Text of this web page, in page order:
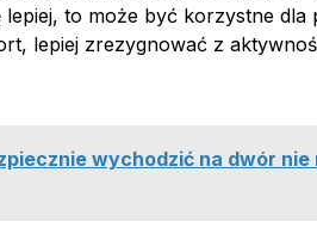
lepiej, to może być korzystne dla
lepiej zrezygnować z
wychodzić na dwór nie